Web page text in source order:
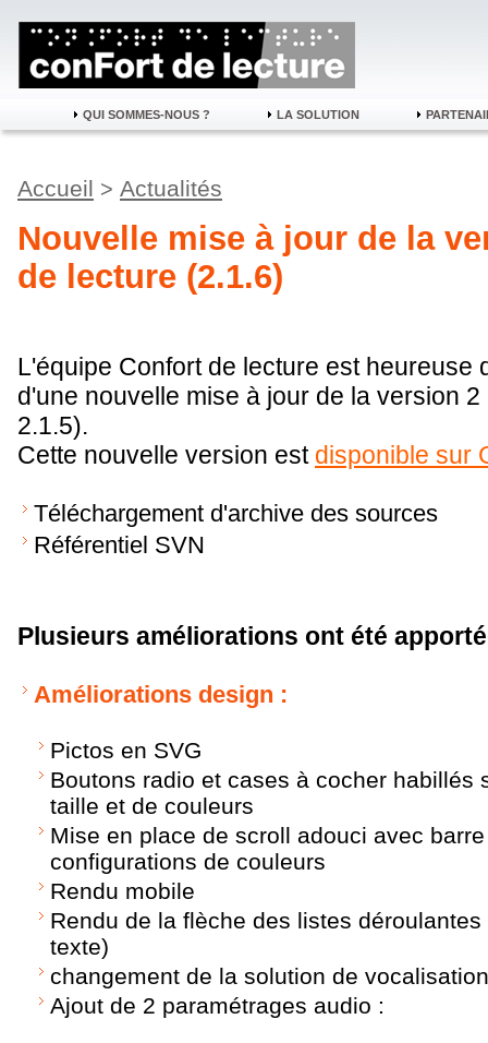
QUI SOMMES-NOUS ? LA SOLUTION
Accueil > Actualités
Nouvelle mise à jour de la
de lecture (2.1.6)
L'équipe Confort de lecture est heureuse
d'une nouvelle mise à jour de la version
2.1.5).
Cette nouvelle version est disponible sur
Téléchargement d'archive des sources
Référentiel SVN
Plusieurs améliorations ont été
Améliorations design :
Pictos en SVG
Boutons radio et cases à cocher habillés
taille et de couleurs
Mise en place de scroll adouci avec
configurations de couleurs
Rendu mobile
Rendu de la flèche des listes
texte)
changement de la solution de
Ajout de 2 paramétrages audio :